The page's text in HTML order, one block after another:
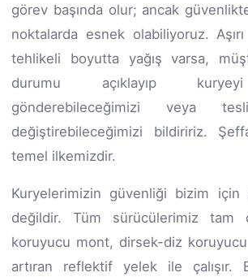
görev başında olur; ancak
noktalarda esnek olabiliyoruz.
tehlikeli boyutta yağış varsa,
durumu açıklayıp
gönderebileceğimizi veya
değiştirebileceğimizi bildiririz.
temel ilkemizdir.
Kuryelerimizin güvenliği bizim için
değildir. Tüm sürücülerimiz tam
koruyucu mont, dirsek-diz
artıran reflektif yelek ile çalışır.